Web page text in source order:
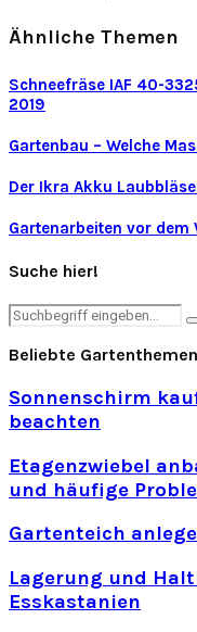
Ähnliche Themen
Schneefräse IAF 40-
2019
Gartenbau – Welche
Der Ikra Akku
Gartenarbeiten vor dem
Suche hier!
Search
for:
Beliebte Gartenthemen
Sonnenschirm
beachten
Etagenzwiebel
und häufige
Gartenteich
Lagerung und
Esskastanien